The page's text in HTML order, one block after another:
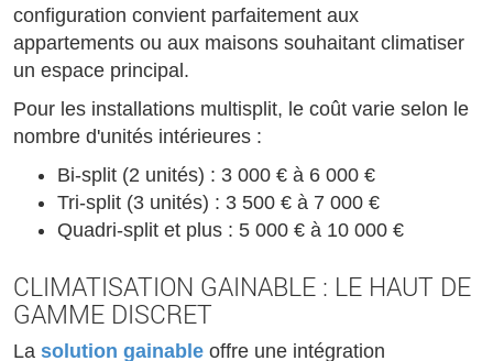
configuration convient parfaitement aux
appartements ou aux maisons souhaitant climatiser
un espace principal.
Pour les installations multisplit, le coût varie selon le
nombre d'unités intérieures :
Bi-split (2 unités) : 3 000 € à 6 000 €
Tri-split (3 unités) : 3 500 € à 7 000 €
Quadri-split et plus : 5 000 € à 10 000 €
CLIMATISATION GAINABLE : LE HAUT DE
GAMME DISCRET
La solution gainable offre une intégration